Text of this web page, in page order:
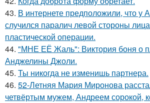
43. В интернете предположили, что
случился паралич левой стороны
пластической операции.
44. "МНЕ ЕЁ Жаль": Виктория боня о
Анджелины Джоли.
45. Ты никогда не изменишь партнера.
46. 52-Летняя Мария Миронова
четвёртым мужем, Андреем сорокой,